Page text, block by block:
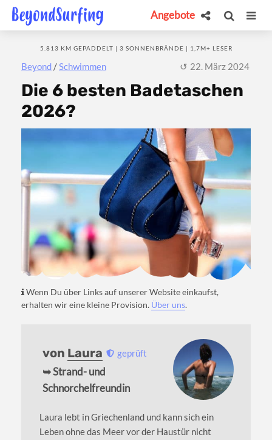
Angebote
Beyond /Schwimmen
5.813 KM GEPADDELT | 3 SONNENBRÄNDE | 1,7M+ LESER
22. März 2024
Die 6 besten Badetaschen
2026?
Wenn Du über Links auf unserer Website einkaufst,
erhalten wir eine kleine Provision. Über uns.
von Laura geprüft
➥ Strand- und
Schnorchelfreundin
Laura lebt in Griechenland und kann sich ein
Leben ohne das Meer vor der Haustür nicht